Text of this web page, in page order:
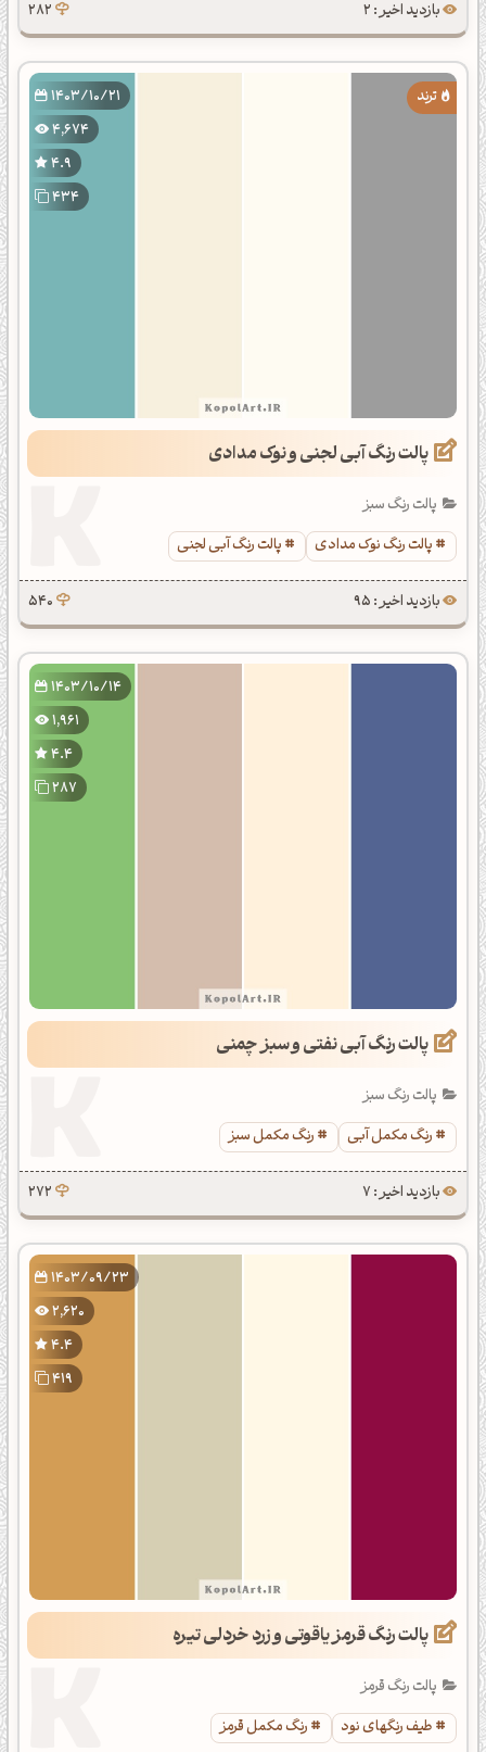
بازدید اخیر : 2 282
1403/10/21
4,674
4.9
434
پالت رنگ آبی لجنی و نوک مدادی
پالت رنگ سبز
پالت رنگ نوک مدادی
پالت رنگ آبی لجنی
بازدید اخیر : 95 540
1403/10/14
1,961
4.4
287
پالت رنگ آبی نفتی و سبز چمنی
پالت رنگ سبز
رنگ مکمل آبی
رنگ مکمل سبز
بازدید اخیر : 7 272
1403/09/23
2,620
4.4
419
پالت رنگ قرمز یاقوتی و زرد خردلی تیره
پالت رنگ قرمز
طیف رنگهای نود
رنگ مکمل قرمز